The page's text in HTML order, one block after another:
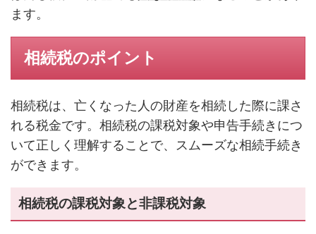
ます。
相続税のポイント
相続税は、亡くなった人の財産を相続した際に課さ
れる税金です。相続税の課税対象や申告手続きにつ
いて正しく理解することで、スムーズな相続手続き
ができます。
相続税の課税対象と非課税対象